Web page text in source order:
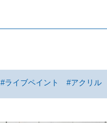
#ライブペイント #アクリル